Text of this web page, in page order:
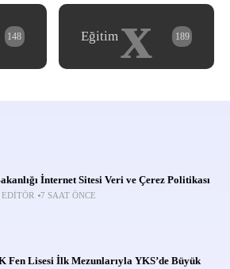
148 x
Eğitim 189
İnternet Sitesi Veri ve Çerez Politikası
7 SAAT ÖNCE
Fen Lisesi İlk Mezunlarıyla YKS’de Büyük